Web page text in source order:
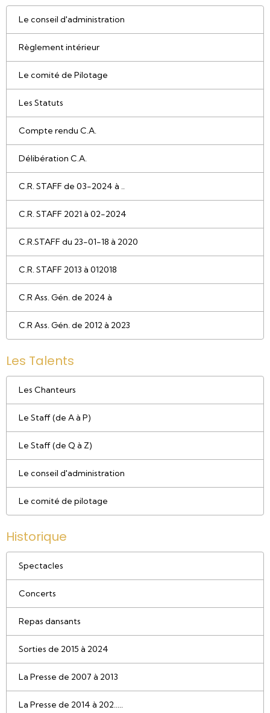
Le conseil d'administration
Règlement intérieur
Le comité de Pilotage
Les Statuts
Compte rendu C.A.
Délibération C.A.
C.R. STAFF de 03-2024 à ..
C.R. STAFF 2021 à 02-2024
C.R.STAFF du 23-01-18 à 2020
C.R. STAFF 2013 à 012018
C.R Ass. Gén. de 2024 à
C.R Ass. Gén. de 2012 à 2023
Les Talents
Les Chanteurs
Le Staff (de A à P)
Le Staff (de Q à Z)
Le conseil d'administration
Le comité de pilotage
Historique
Spectacles
Concerts
Repas dansants
Sorties de 2015 à 2024
La Presse de 2007 à 2013
La Presse de 2014 à 202.....